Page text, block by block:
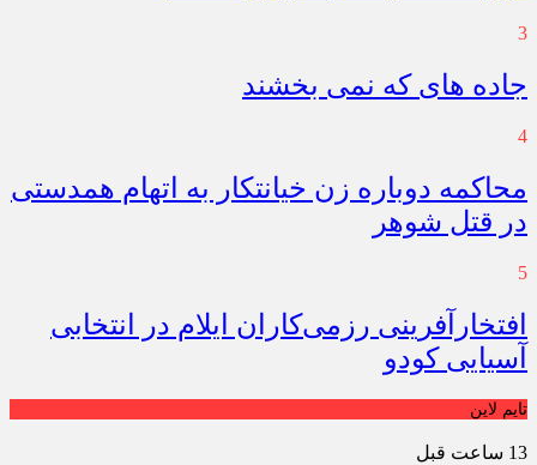
3
جاده های که نمی بخشند
4
محاکمه دوباره زن خیانتکار به اتهام همدستی
در قتل شوهر
5
افتخارآفرینی رزمی‌کاران ایلام در انتخابی
آسیایی کودو
تایم لاین
13 ساعت قبل